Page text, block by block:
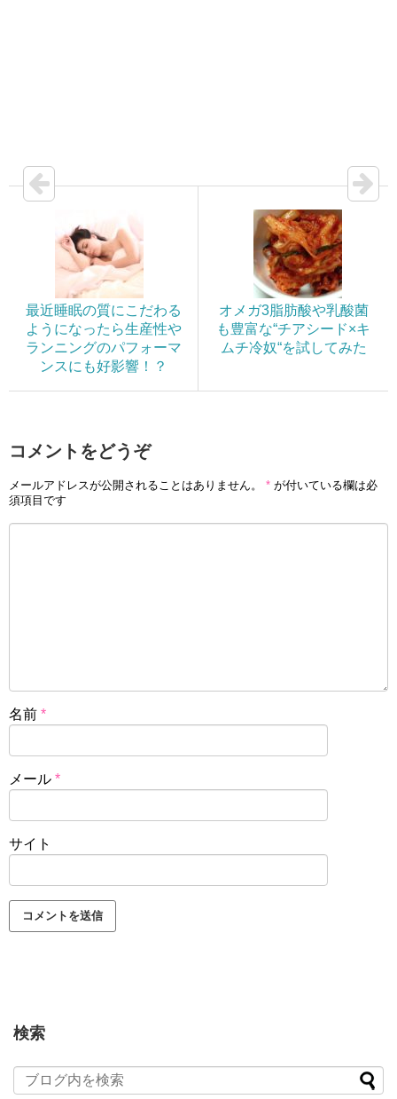
最近睡眠の質にこだわる
ようになったら生産性や
ランニングのパフォーマ
ンスにも好影響！？
オメガ3脂肪酸や乳酸菌
も豊富な“チアシード×キ
ムチ冷奴“を試してみた
コメントをどうぞ
メールアドレスが公開されることはありません。 * が付いている欄は必
須項目です
名前 *
メール *
サイト
検索